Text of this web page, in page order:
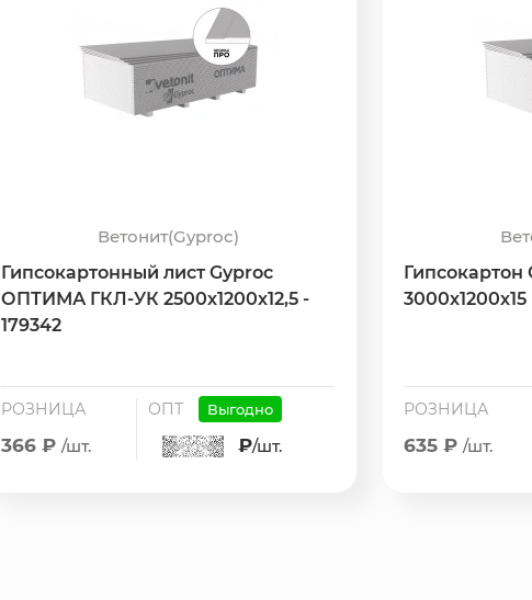
Ветонит(Gyproc)
Гипсокартонный лист Gyproc
ОПТИМА ГКЛ-УК 2500х1200х12,5 -
179342
РОЗНИЦА
366 ₽ /шт.
ОПТ Выгодно
₽/шт.
Гипсокартон
РОЗНИЦА
635 ₽ /шт.